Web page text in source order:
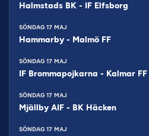
Halmstads BK - IF Elfsborg
SÖNDAG 17 MAJ
Hammarby- Malmö FF
SÖNDAG 17 MAJ
IF Brommapojkarna - Kalmar FF
SÖNDAG 17 MAJ
Mjällby AIF - BK Häcken
SÖNDAG 17 MAJ